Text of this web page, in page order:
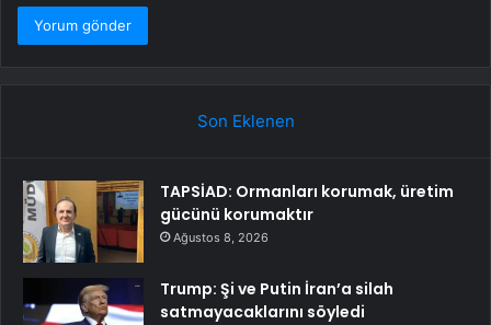
Son Eklenen
TAPSİAD: Ormanları korumak, üretim
gücünü korumaktır
Ağustos 8, 2026
Trump: Şi ve Putin İran’a silah
satmayacaklarını söyledi